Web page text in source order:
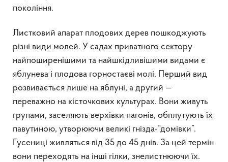
покоління.
Листковий апарат плодових дерев пошкоджують
різні види молей. У садах приватного сектору
найпоширенішими та найшкідливішими видами є
яблунева і плодова горностаєві молі. Перший вид
розвивається лише на яблуні, а другий —
переважно на кісточкових культурах. Вони живуть
групами, заселяють верхівки пагонів, обплутують їх
павутиною, утворюючи великі гнізда-“домівки”.
Гусениці живляться від 35 до 45 днів. За цей термін
вони переходять на інші гілки, знелистнюючи їх.